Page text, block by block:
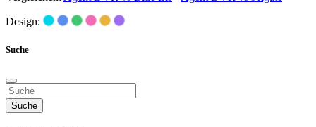
Design:
Suche
Suche